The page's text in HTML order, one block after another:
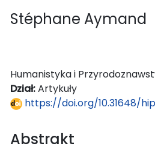
Stéphane Aymand
Humanistyka i
Dział:Artykuły
https://doi.org/10.31648/
Abstrakt